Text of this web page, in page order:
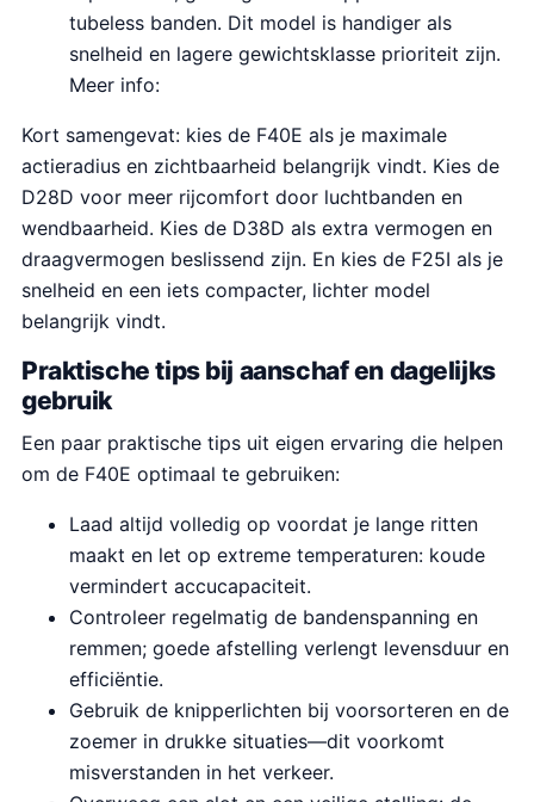
tubeless banden. Dit model is handiger als
snelheid en lagere gewichtsklasse prioriteit zijn.
Meer info:
Kort samengevat: kies de F40E als je maximale
actieradius en zichtbaarheid belangrijk vindt. Kies de
D28D voor meer rijcomfort door luchtbanden en
wendbaarheid. Kies de D38D als extra vermogen en
draagvermogen beslissend zijn. En kies de F25I als je
snelheid en een iets compacter, lichter model
belangrijk vindt.
Praktische tips bij aanschaf en dagelijks
gebruik
Een paar praktische tips uit eigen ervaring die helpen
om de F40E optimaal te gebruiken:
Laad altijd volledig op voordat je lange ritten
maakt en let op extreme temperaturen: koude
vermindert accucapaciteit.
Controleer regelmatig de bandenspanning en
remmen; goede afstelling verlengt levensduur en
efficiëntie.
Gebruik de knipperlichten bij voorsorteren en de
zoemer in drukke situaties—dit voorkomt
misverstanden in het verkeer.